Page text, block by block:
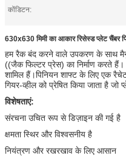
कोंडिटन:
630x630 मिमी का आकार रिसेस्ड प्लेट
हम रैक बंद करने वाले उपकरण के साथ
((जैक फिल्टर प्रेस) का निर्माण करते
शामिल हैं।पिनियन शाफ्ट के लिए एक
गियर-व्हील को प्रेषित किया जाता है
विशेषताएं:
संरचना उचित रूप से डिज़ाइन की गई है
क्षमता स्थिर और विश्वसनीय है
नियंत्रण और रखरखाव के लिए आसान